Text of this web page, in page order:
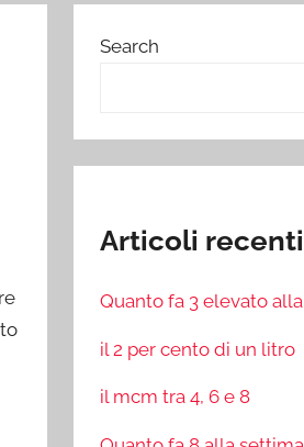
Search
Articoli recenti
Quanto fa 3 elevato
il 2 per cento di un litro
il mcm tra 4, 6 e 8